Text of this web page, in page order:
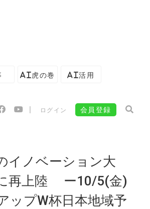
AI虎の巻 AI活用
ログイン 会員登録
イノベーション大
再上陸 ー10/5(金)
ップW杯日本地域予